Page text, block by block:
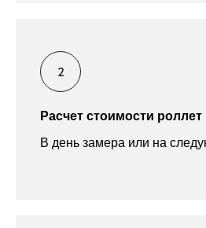
Расчет стоимости роллет
В день замера или на